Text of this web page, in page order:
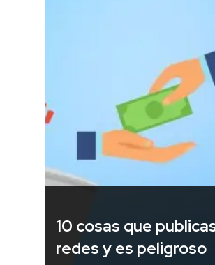
10 cosas que
redes y es peligroso